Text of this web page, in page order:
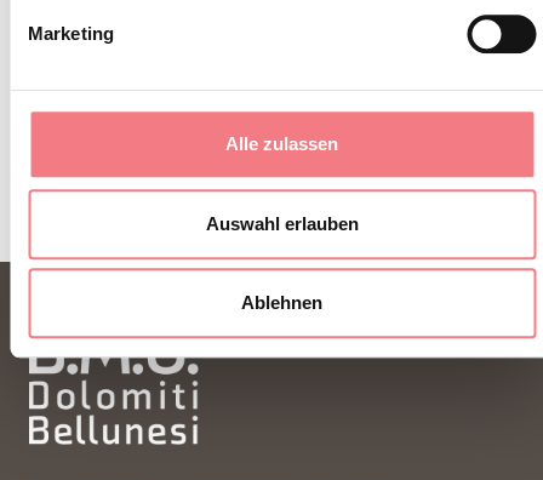
Marketing
Alle zulassen
Auswahl erlauben
Ablehnen